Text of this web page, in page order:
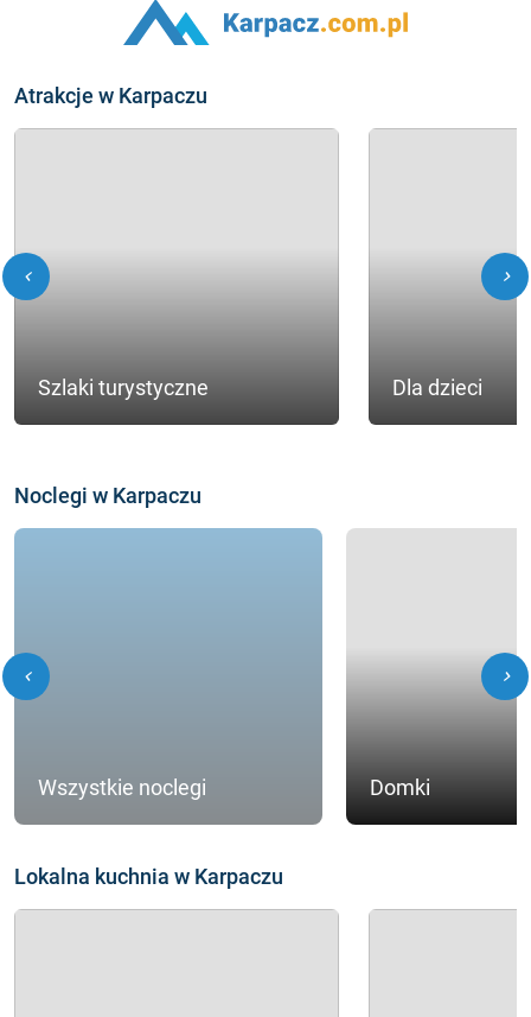
Atrakcje w Karpaczu
Szlaki turystyczne Dla dzieci
chevron_left chevron_right
Noclegi w Karpaczu
Wszystkie noclegi Domki
chevron_left chevron_right
Lokalna kuchnia w Karpaczu